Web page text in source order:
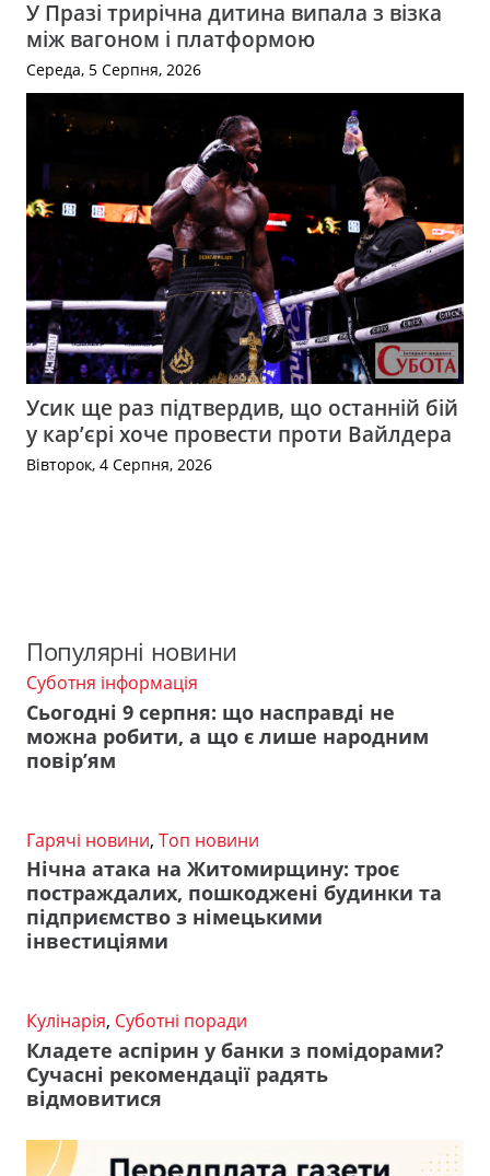
У Празі трирічна дитина випала з візка
між вагоном і платформою
Середа, 5 Серпня, 2026
Усик ще раз підтвердив, що останній бій
у кар’єрі хоче провести проти Вайлдера
Вівторок, 4 Серпня, 2026
Популярні новини
Суботня інформація
Сьогодні 9 серпня: що насправді не
можна робити, а що є лише народним
повір’ям
Гарячі новини, Топ новини
Нічна атака на Житомирщину: троє
постраждалих, пошкоджені будинки та
підприємство з німецькими
інвестиціями
Кулінарія, Суботні поради
Кладете аспірин у банки з помідорами?
Сучасні рекомендації радять
відмовитися